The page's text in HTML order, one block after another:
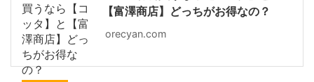
【富澤商店】どっちがお得なの？
orecyan.com